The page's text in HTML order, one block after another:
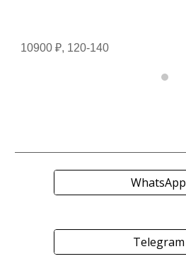
10900 ₽, 120-140
WhatsApp
Telegram